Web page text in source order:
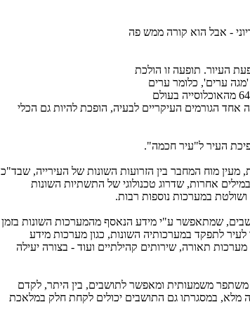
- אבל הוא קורה ממש פה
העיור. תופעה זו הולכת
ערים', כלומר ערים
המכילות עשרות מיליוני תושבים. עפ"י נתוני האו"ם צפוי, שעד 2050 כ-64% מהאוכלוסייה בעולם
אחד הגורמים העיקריים לבעיה, הופכת להיות גם הכלי
מוח המחבר בין הזרועות השונות של העירייה, שבד"כ
אחרות, שדרוג טכנולוגי של התשתיות השונות
במערכות נוספות רבות.
שמתאפשר ע"י מידע הנאסף מהמערכות השונות בזמן
לעיר לתפקד במערכותיה השונות, כגון מערכות מידע
תאורה, שירותים קהילתיים ועוד - בצורה יעילה
משתפר משמעותית ומאפשר לתושבים, בין היתר, לקדם
מלא, במסגרתו גם התושבים יכולים לקחת חלק במלאכת